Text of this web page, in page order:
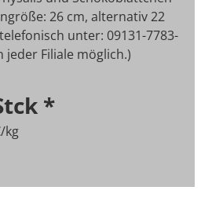
26 cm, alternativ 22
unter: 09131-7783-
jeder Filiale möglich.)
*
kg